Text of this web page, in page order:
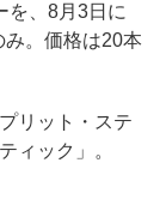
を、8月3日に
。価格は20本
リット・ステ
ィック」。